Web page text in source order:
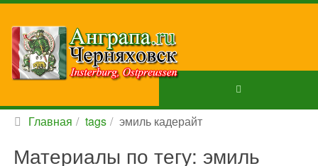
Главная tags эмиль кадерайт
Материалы по тегу: эмиль